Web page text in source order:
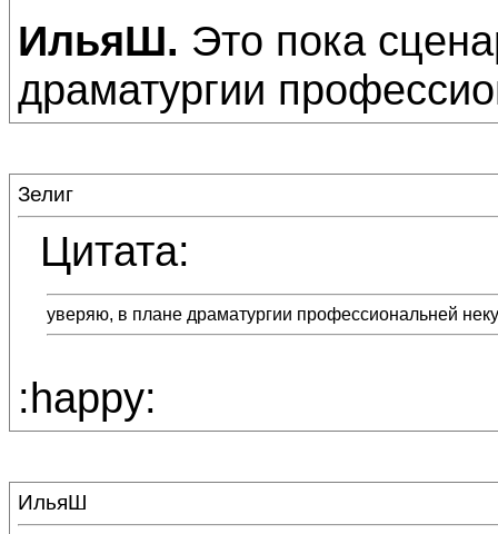
ИльяШ. Это пока
драматургии
Зелиг
Цитата:
уверяю, в плане драматургии профессиональней
:happy:
ИльяШ